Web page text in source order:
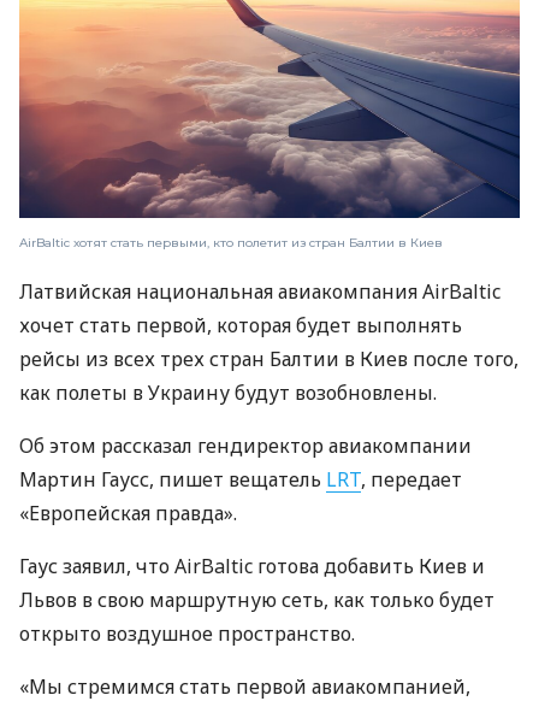
AirBaltic хотят стать первыми, кто полетит из стран Балтии в Киев
Латвийская национальная авиакомпания AirBaltic
хочет стать первой, которая будет выполнять
рейсы из всех трех стран Балтии в Киев после того,
как полеты в Украину будут возобновлены.
Об этом рассказал гендиректор авиакомпании
Мартин Гаусс, пишет вещатель LRT, передает
«Европейская правда».
Гаус заявил, что AirBaltic готова добавить Киев и
Львов в свою маршрутную сеть, как только будет
открыто воздушное пространство.
«Мы стремимся стать первой авиакомпанией,